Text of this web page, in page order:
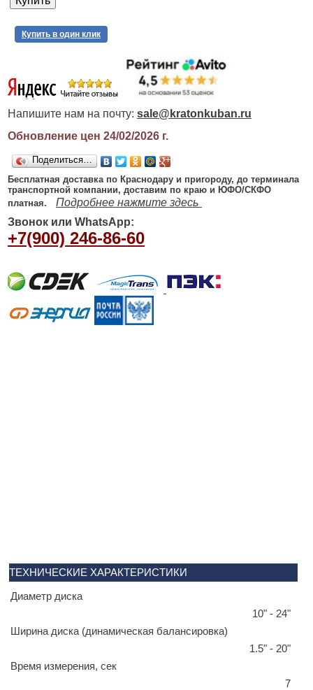
Купить в один клик
Напишите нам на почту: sale@kratonkuban.ru
Обновление цен 24/02/2026г.
Поделиться…
Бесплатная доставка по Краснодару и пригороду, до терминала
транспортной компании, доставим по краю и ЮФО/СКФО
платная.
Подробнее нажмите здесь
Звонок или WhatsApp:
+7(900) 246-86-60
ТЕХНИЧЕСКИЕ ХАРАКТЕРИСТИКИ
Диаметр диска
10" - 24"
Ширина диска (динамическая балансировка)
1.5" - 20"
Время измерения, сек
7